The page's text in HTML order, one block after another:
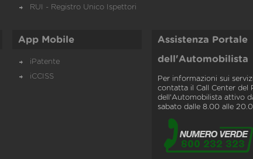
RUI - Registro Unico Ispettori
App Mobile
iPatente
iCCISS
Assistenza Portale
dell'Automobilista
Per informazioni sui
contatta il Call Center del
dell'Automobilista attivo
sabato dalle 8.00 alle